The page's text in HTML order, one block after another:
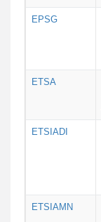
EPSG
ETSA
ETSIADI
ETSIAMN